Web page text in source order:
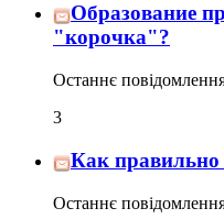
Образование
"корочка"?
Останнє
3
Как правильно
Останнє